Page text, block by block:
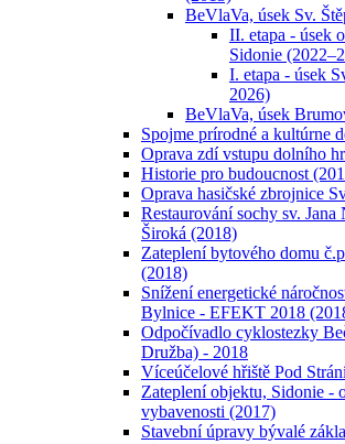
BeVlaVa, úsek Sv.
II. etapa - úsek
Sidonie
I. etapa - úsek
2026)
BeVlaVa, úsek
Spojme prírodné a kultúrne
Oprava zdí vstupu dolního
Historie pro budoucnost
Oprava hasičské zbrojnice
Restaurování sochy sv.
Široká (2018)
Zateplení bytového domu
(2018)
Snížení energetické
Bylnice - EFEKT 2018
Odpočívadlo cyklostezky
Družba) - 2018
Víceúčelové hřiště Pod
Zateplení objektu, Sidonie -
vybavenosti (2017)
Stavební úpravy bývalé